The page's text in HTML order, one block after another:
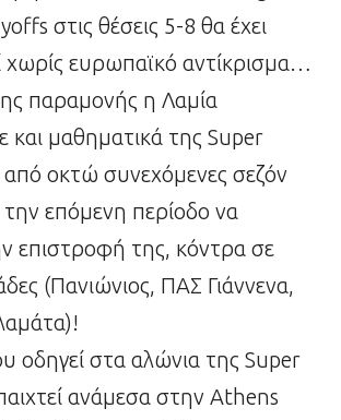
στις θέσεις 5-8 θα έχει
ευρωπαϊκό αντίκρισμα…
παραμονής η Λαμία
και μαθηματικά της Super
οκτώ συνεχόμενες σεζόν
την επόμενη περίοδο να
επιστροφή της, κόντρα σε
(Πανιώνιος, ΠΑΣ Γιάννενα,
οδηγεί στα αλώνια της Super
ανάμεσα στην Athens